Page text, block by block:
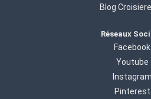
Blog
Réseaux
Facebook
Youtube
Instagram
Pinterest